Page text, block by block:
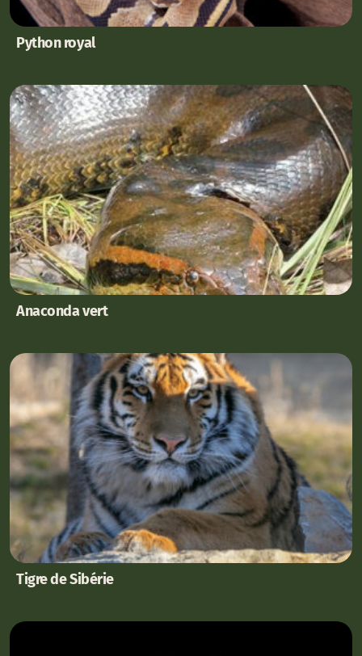
Python royal
Anaconda vert
Tigre de Sibérie